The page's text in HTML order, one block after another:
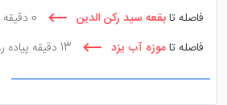
فاصله تا بقعه سید رکن الدین 0 دقیقه پیاده روی
فاصله تا موزه آب یزد 13 دقیقه پیاده روی